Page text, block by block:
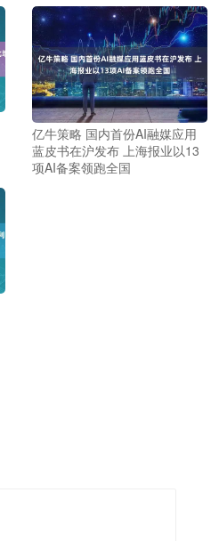
亿牛策略 国内首份AI融媒应用
蓝皮书在沪发布 上海报业以13
项AI备案领跑全国